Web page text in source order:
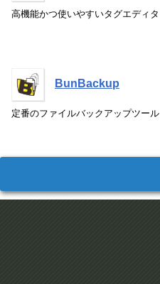
高機能かつ使いやすいタグエディタ
BunBackup
定番のファイルバックアップツール